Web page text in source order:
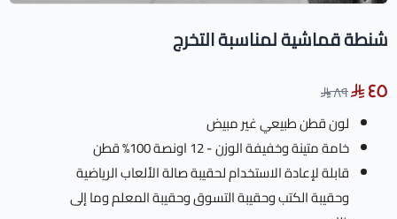
شنطة قماشية لمناسبة التخرج
٤٥
٨٩
لون قطن طبيعي غير مبيض
خامة متينة وخفيفة الوزن - 12 اونصة 100% قطن
قابلة لإعادة الاستخدام لحقيبة صالة الألعاب الرياضية
وحقيبة الكتب وحقيبة التسوق وحقيبة المعلم وما إلى